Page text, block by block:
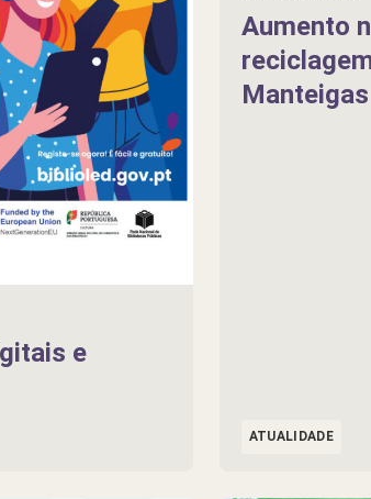
e
Aumento
Manteigas
ATUALIDADE